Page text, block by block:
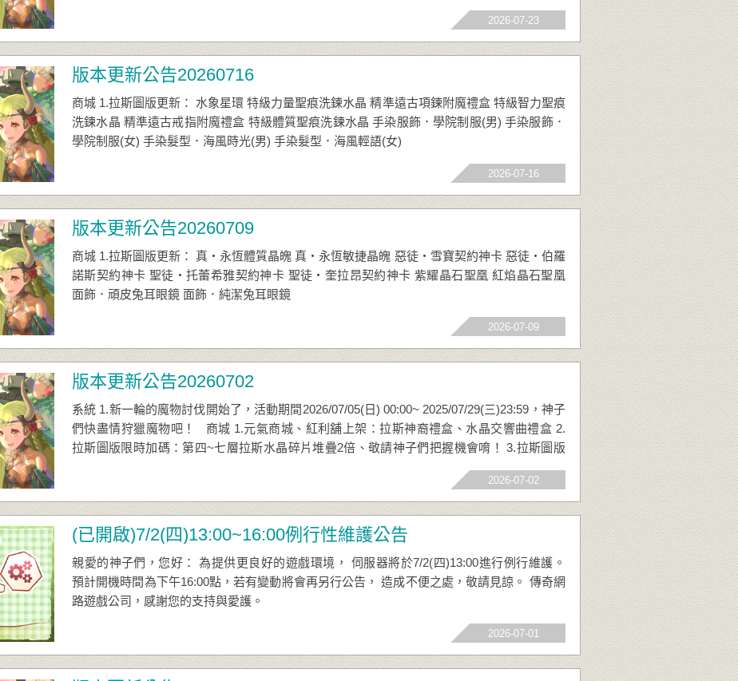
2026-07-23
版本更新公告20260716
商城 1.拉斯圖版更新： 水象星環 特級力量聖痕洗鍊水晶 精準遠古項鍊附魔禮盒 特級智力聖痕
洗鍊水晶 精準遠古戒指附魔禮盒 特級體質聖痕洗鍊水晶 手染服飾．學院制服(男) 手染服飾．
學院制服(女) 手染髮型．海風時光(男) 手染髮型．海風輕語(女)
2026-07-16
版本更新公告20260709
商城 1.拉斯圖版更新： 真‧永恆體質晶魄 真‧永恆敏捷晶魄 惡徒‧雪寶契約神卡 惡徒‧伯羅
諾斯契約神卡 聖徒‧托蕾希雅契約神卡 聖徒‧奎拉昂契約神卡 紫耀晶石聖凰 紅焰晶石聖凰
面飾．頑皮兔耳眼鏡 面飾．純潔兔耳眼鏡
2026-07-09
版本更新公告20260702
系統 1.新一輪的魔物討伐開始了，活動期間2026/07/05(日) 00:00~ 2025/07/29(三)23:59，神子
們快盡情狩獵魔物吧！ 商城 1.元氣商城、紅利舖上架：拉斯神裔禮盒、水晶交響曲禮盒 2.
拉斯圖版限時加碼：第四~七層拉斯水晶碎片堆疊2倍、敬請神子們把握機會唷！ 3.拉斯圖版
2026-07-02
(已開啟)7/2(四)13:00~16:00例行性維護公告
親愛的神子們，您好： 為提供更良好的遊戲環境， 伺服器將於7/2(四)13:00進行例行維護。
預計開機時間為下午16:00點，若有變動將會再另行公告， 造成不便之處，敬請見諒。 傳奇網
路遊戲公司，感謝您的支持與愛護。
2026-07-01